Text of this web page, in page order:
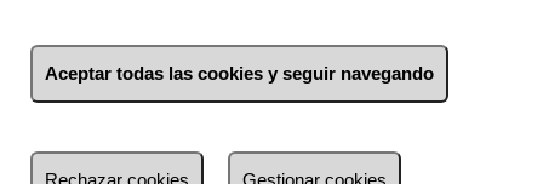
Volver
Aceptar todas las cookies y seguir navegando